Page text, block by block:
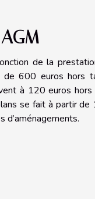
de la
600 euros hors
à 120 euros
se fait à partir
d’aménagements.